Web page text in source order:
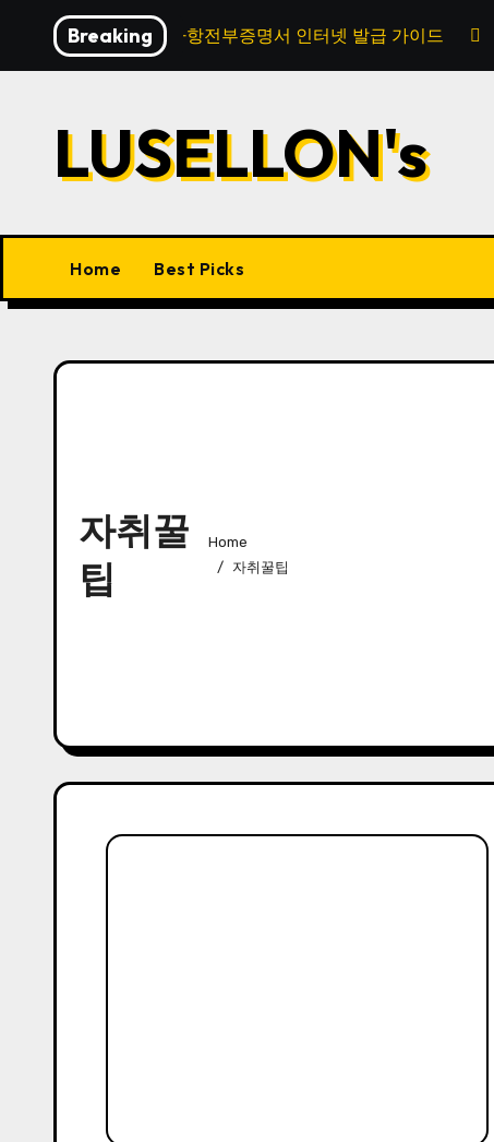
content
Breaking
법인등기사항전부증명서 인터넷 발급 가이드
LUSELLON's
Home Best Picks
자취꿀
팁
Home
자취꿀팁